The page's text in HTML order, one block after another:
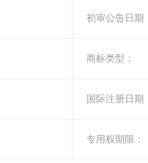
初审公告日期
商标类型：
国际注册日期
专用权期限：